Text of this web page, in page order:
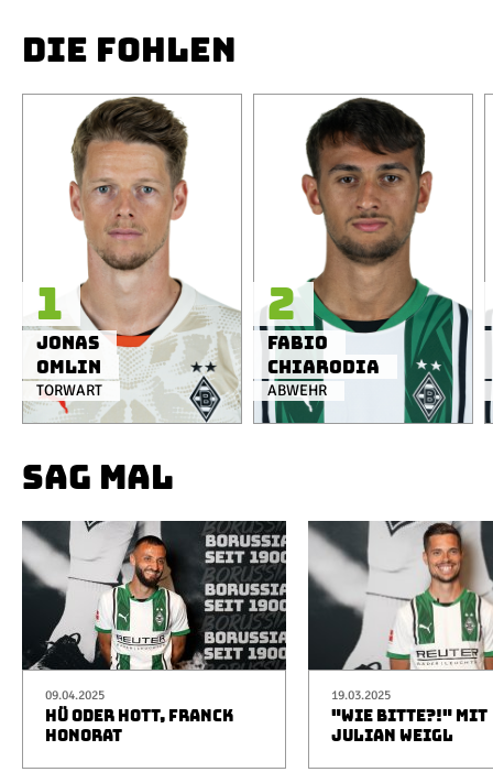
DIE FOHLEN
TORWART
Jonas
Omlin
1
ABWEHR
Fabio
Chiarodia
2
SAG MAL
09.04.2025
HÜ ODER HOTT, FRANCK
HONORAT
19.03.2025
"WIE BITTE?!" MIT
JULIAN WEIGL